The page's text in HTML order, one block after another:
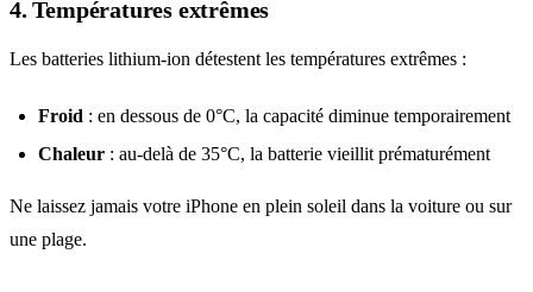
4. Températures extrêmes
Les batteries lithium-ion détestent les températures extrêmes :
Froid : en dessous de 0°C, la capacité diminue temporairement
Chaleur : au-delà de 35°C, la batterie vieillit prématurément
Ne laissez jamais votre iPhone en plein soleil dans la voiture ou sur
une plage.